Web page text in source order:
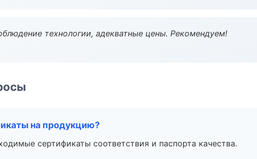
технологии, адекватные цены. Рекомендуем!
на продукцию?
сертификаты соответствия и паспорта качества.